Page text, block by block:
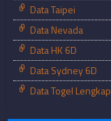
Data Taipei
Data Nevada
Data HK 6D
Data Sydney 6D
Data Togel Lengkap